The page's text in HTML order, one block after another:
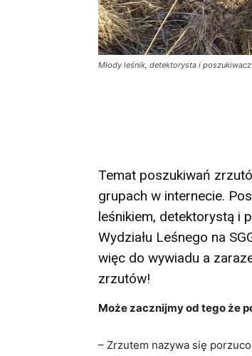
Młody leśnik, detektorysta i
Temat poszukiwań
grupach w internecie.
leśnikiem, detektorystą i
Wydziału Leśnego na
więc do wywiadu a
zrzutów!
Może zacznijmy od tego że
– Zrzutem nazywa się